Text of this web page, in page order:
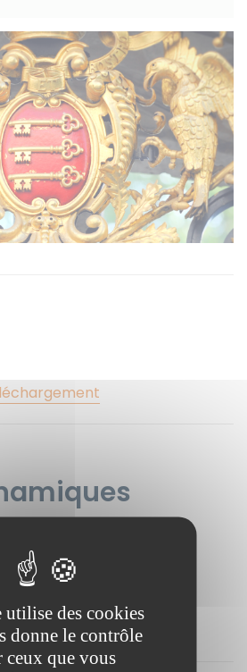
sous forme de carte
Culturel
utilise des cookies
donne le contrôle
ceux que vous